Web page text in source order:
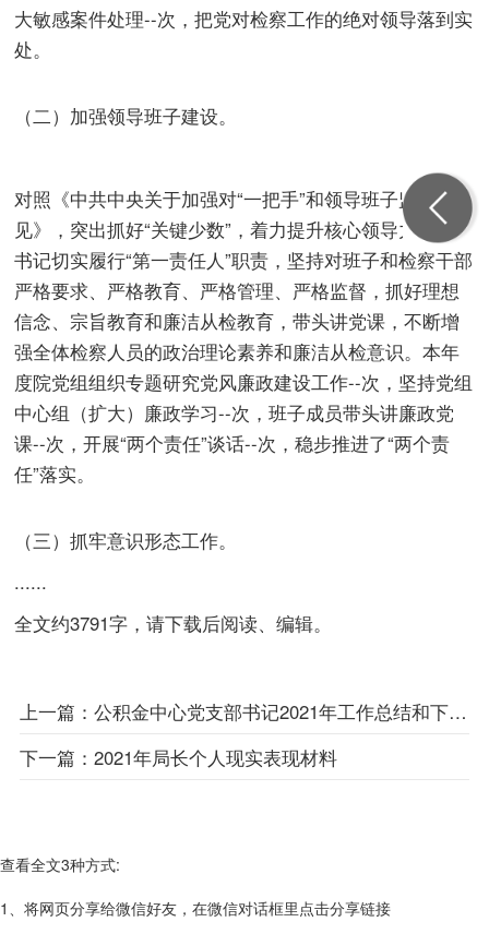
大敏感案件处理--次，把党对检察工作的绝对领导落到实
处。
（二）加强领导班子建设。
对照《中共中央关于加强对“一把手”和领导班子监督的意
见》，突出抓好“关键少数”，着力提升核心领导力。党组
书记切实履行“第一责任人”职责，坚持对班子和检察干部
严格要求、严格教育、严格管理、严格监督，抓好理想
信念、宗旨教育和廉洁从检教育，带头讲党课，不断增
强全体检察人员的政治理论素养和廉洁从检意识。本年
度院党组组织专题研究党风廉政建设工作--次，坚持党组
中心组（扩大）廉政学习--次，班子成员带头讲廉政党
课--次，开展“两个责任”谈话--次，稳步推进了“两个责
任”落实。
（三）抓牢意识形态工作。
......
全文约3791字，请下载后阅读、编辑。
上一篇： 公积金中心党支部书记2021年工作总结和下一步工作思路
下一篇： 2021年局长个人现实表现材料
查看全文3种方式:
1、将网页分享给微信好友，在微信对话框里点击分享链接